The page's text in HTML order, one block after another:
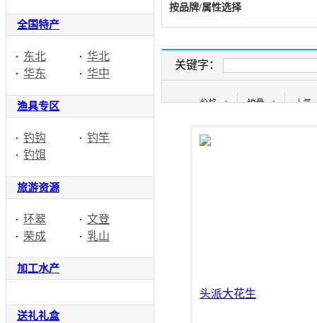
全国特产
东北
华北
华东
华中
渔具专区
钓钩
钓竿
钓饵
旅游资源
环翠
文登
荣成
乳山
加工水产
送礼礼盒
按品牌/属性选择
关键字：
头派大花生